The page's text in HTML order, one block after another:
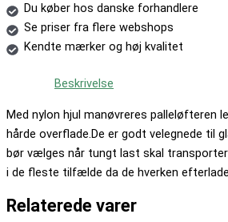
Du køber hos danske forhandlere
Se priser fra flere webshops
Kendte mærker og høj kvalitet
Beskrivelse
Med nylon hjul manøvreres palleløfteren
hårde overflade.De er godt velegnede til
bør vælges når tungt last skal
i de fleste tilfælde da de hverken
Relaterede varer